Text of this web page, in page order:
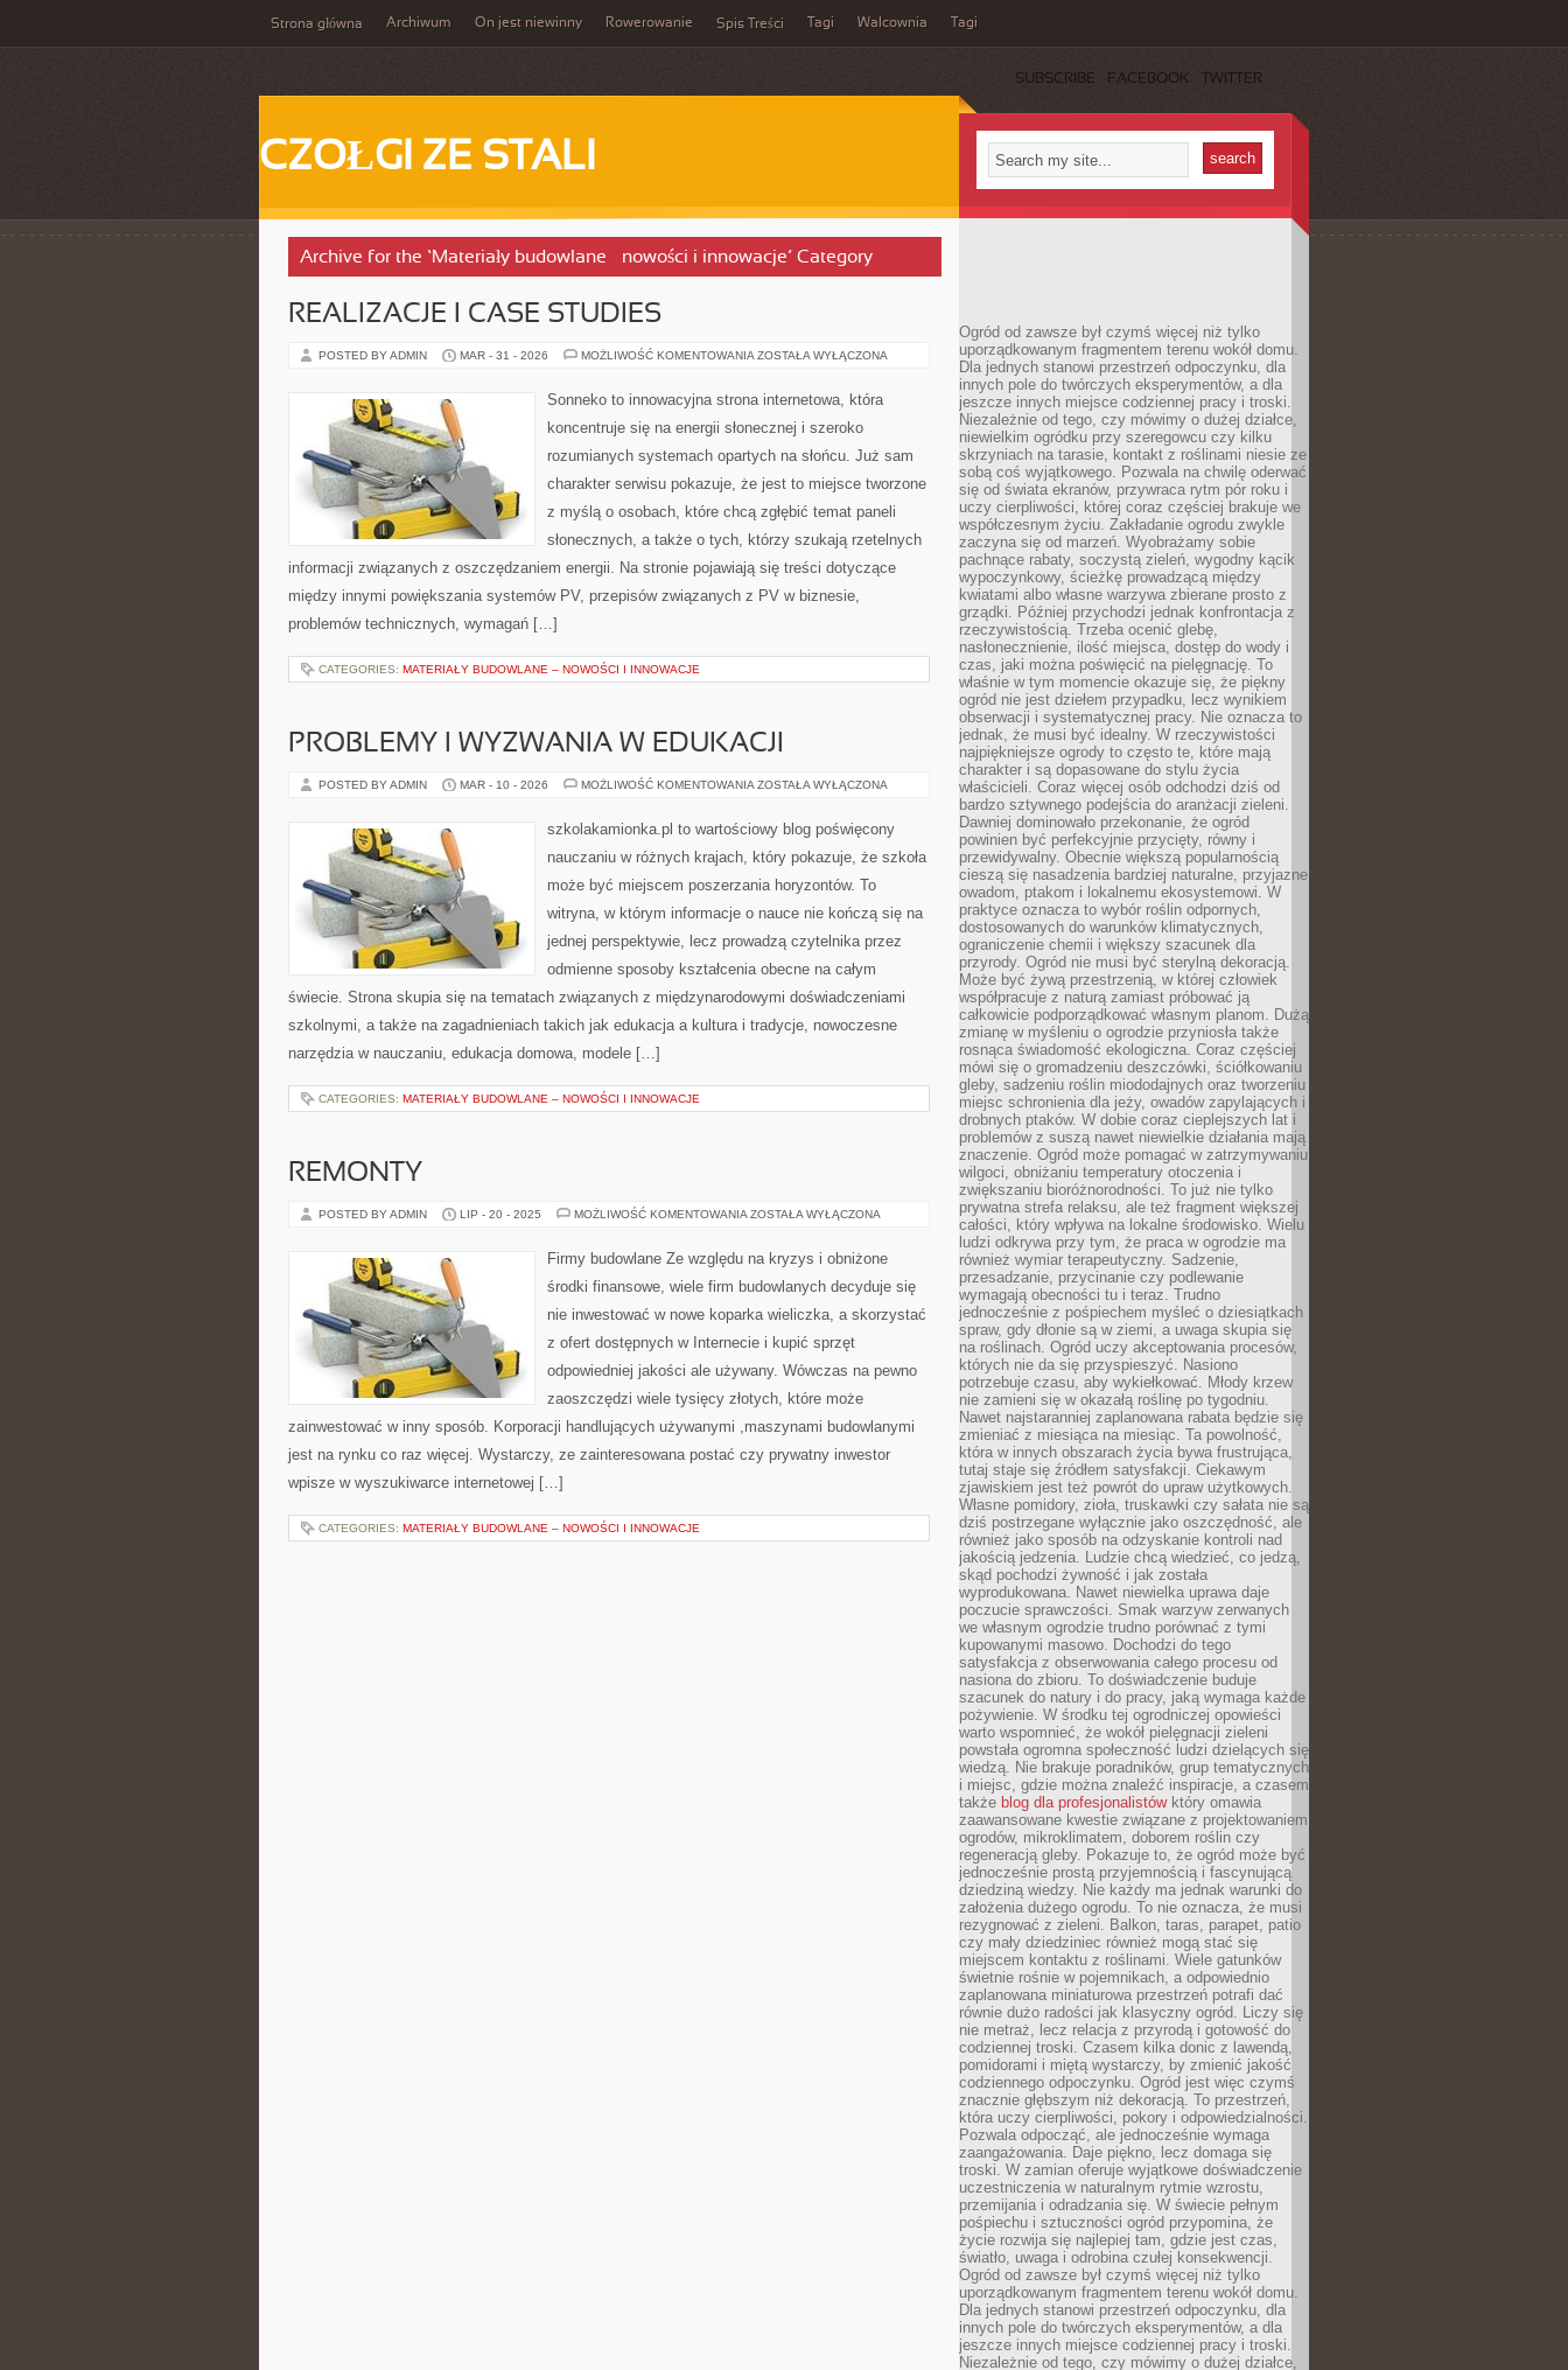
Strona główna Archiwum On jest niewinny Rowerowanie Spis Treści Tagi Walcownia Tagi
SUBSCRIBE FACEBOOK TWITTER
CZOŁGI ZE STALI
Archive for the ‘Materiały budowlane – nowości i innowacje’ Category
REALIZACJE I CASE STUDIES
POSTED BY ADMIN MAR - 31 - 2026 MOŻLIWOŚĆ KOMENTOWANIA REALIZACJE
STUDIES
ZOSTAŁA WYŁĄCZONA
Sonneko to innowacyjna strona internetowa, która
koncentruje się na energii słonecznej i szeroko
rozumianych systemach opartych na słońcu. Już sam
charakter serwisu pokazuje, że jest to miejsce tworzone
z myślą o osobach, które chcą zgłębić temat paneli
słonecznych, a także o tych, którzy szukają rzetelnych
informacji związanych z oszczędzaniem energii. Na stronie pojawiają się treści dotyczące
między innymi powiększania systemów PV, przepisów związanych z PV w biznesie,
problemów technicznych, wymagań […]
CATEGORIES: MATERIAŁY BUDOWLANE – NOWOŚCI I INNOWACJE
PROBLEMY I WYZWANIA W EDUKACJI
POSTED BY ADMIN MAR - 10 - 2026 MOŻLIWOŚĆ KOMENTOWANIA PROBLEMY
EDUKACJI
ZOSTAŁA WYŁĄCZONA
szkolakamionka.pl to wartościowy blog poświęcony
nauczaniu w różnych krajach, który pokazuje, że szkoła
może być miejscem poszerzania horyzontów. To
witryna, w którym informacje o nauce nie kończą się na
jednej perspektywie, lecz prowadzą czytelnika przez
odmienne sposoby kształcenia obecne na całym
świecie. Strona skupia się na tematach związanych z międzynarodowymi doświadczeniami
szkolnymi, a także na zagadnieniach takich jak edukacja a kultura i tradycje, nowoczesne
narzędzia w nauczaniu, edukacja domowa, modele […]
CATEGORIES: MATERIAŁY BUDOWLANE – NOWOŚCI I INNOWACJE
REMONTY
POSTED BY ADMIN LIP - 20 - 2025 MOŻLIWOŚĆ KOMENTOWANIA REMONTY
ZOSTAŁA WYŁĄCZONA
Firmy budowlane Ze względu na kryzys i obniżone
środki finansowe, wiele firm budowlanych decyduje się
nie inwestować w nowe koparka wieliczka, a skorzystać
z ofert dostępnych w Internecie i kupić sprzęt
odpowiedniej jakości ale używany. Wówczas na pewno
zaoszczędzi wiele tysięcy złotych, które może
zainwestować w inny sposób. Korporacji handlujących używanymi ,maszynami budowlanymi
jest na rynku co raz więcej. Wystarczy, ze zainteresowana postać czy prywatny inwestor
wpisze w wyszukiwarce internetowej […]
CATEGORIES: MATERIAŁY BUDOWLANE – NOWOŚCI I INNOWACJE
Ogród od zawsze był czymś więcej niż tylko
uporządkowanym fragmentem terenu wokół domu.
Dla jednych stanowi przestrzeń odpoczynku, dla
innych pole do twórczych eksperymentów, a dla
jeszcze innych miejsce codziennej pracy i troski.
Niezależnie od tego, czy mówimy o dużej działce,
niewielkim ogródku przy szeregowcu czy kilku
skrzyniach na tarasie, kontakt z roślinami niesie ze
sobą coś wyjątkowego. Pozwala na chwilę oderwać
się od świata ekranów, przywraca rytm pór roku i
uczy cierpliwości, której coraz częściej brakuje we
współczesnym życiu. Zakładanie ogrodu zwykle
zaczyna się od marzeń. Wyobrażamy sobie
pachnące rabaty, soczystą zieleń, wygodny kącik
wypoczynkowy, ścieżkę prowadzącą między
kwiatami albo własne warzywa zbierane prosto z
grządki. Później przychodzi jednak konfrontacja z
rzeczywistością. Trzeba ocenić glebę,
nasłonecznienie, ilość miejsca, dostęp do wody i
czas, jaki można poświęcić na pielęgnację. To
właśnie w tym momencie okazuje się, że piękny
ogród nie jest dziełem przypadku, lecz wynikiem
obserwacji i systematycznej pracy. Nie oznacza to
jednak, że musi być idealny. W rzeczywistości
najpiękniejsze ogrody to często te, które mają
charakter i są dopasowane do stylu życia
właścicieli. Coraz więcej osób odchodzi dziś od
bardzo sztywnego podejścia do aranżacji zieleni.
Dawniej dominowało przekonanie, że ogród
powinien być perfekcyjnie przycięty, równy i
przewidywalny. Obecnie większą popularnością
cieszą się nasadzenia bardziej naturalne, przyjazne
owadom, ptakom i lokalnemu ekosystemowi. W
praktyce oznacza to wybór roślin odpornych,
dostosowanych do warunków klimatycznych,
ograniczenie chemii i większy szacunek dla
przyrody. Ogród nie musi być sterylną dekoracją.
Może być żywą przestrzenią, w której człowiek
współpracuje z naturą zamiast próbować ją
całkowicie podporządkować własnym planom. Dużą
zmianę w myśleniu o ogrodzie przyniosła także
rosnąca świadomość ekologiczna. Coraz częściej
mówi się o gromadzeniu deszczówki, ściółkowaniu
gleby, sadzeniu roślin miododajnych oraz tworzeniu
miejsc schronienia dla jeży, owadów zapylających i
drobnych ptaków. W dobie coraz cieplejszych lat i
problemów z suszą nawet niewielkie działania mają
znaczenie. Ogród może pomagać w zatrzymywaniu
wilgoci, obniżaniu temperatury otoczenia i
zwiększaniu bioróżnorodności. To już nie tylko
prywatna strefa relaksu, ale też fragment większej
całości, który wpływa na lokalne środowisko. Wielu
ludzi odkrywa przy tym, że praca w ogrodzie ma
również wymiar terapeutyczny. Sadzenie,
przesadzanie, przycinanie czy podlewanie
wymagają obecności tu i teraz. Trudno
jednocześnie z pośpiechem myśleć o dziesiątkach
spraw, gdy dłonie są w ziemi, a uwaga skupia się
na roślinach. Ogród uczy akceptowania procesów,
których nie da się przyspieszyć. Nasiono
potrzebuje czasu, aby wykiełkować. Młody krzew
nie zamieni się w okazałą roślinę po tygodniu.
Nawet najstaranniej zaplanowana rabata będzie się
zmieniać z miesiąca na miesiąc. Ta powolność,
która w innych obszarach życia bywa frustrująca,
tutaj staje się źródłem satysfakcji. Ciekawym
zjawiskiem jest też powrót do upraw użytkowych.
Własne pomidory, zioła, truskawki czy sałata nie są
dziś postrzegane wyłącznie jako oszczędność, ale
również jako sposób na odzyskanie kontroli nad
jakością jedzenia. Ludzie chcą wiedzieć, co jedzą,
skąd pochodzi żywność i jak została
wyprodukowana. Nawet niewielka uprawa daje
poczucie sprawczości. Smak warzyw zerwanych
we własnym ogrodzie trudno porównać z tymi
kupowanymi masowo. Dochodzi do tego
satysfakcja z obserwowania całego procesu od
nasiona do zbioru. To doświadczenie buduje
szacunek do natury i do pracy, jaką wymaga każde
pożywienie. W środku tej ogrodniczej opowieści
warto wspomnieć, że wokół pielęgnacji zieleni
powstała ogromna społeczność ludzi dzielących się
wiedzą. Nie brakuje poradników, grup tematycznych
i miejsc, gdzie można znaleźć inspiracje, a czasem
także blog dla profesjonalistówktóry omawia
zaawansowane kwestie związane z projektowaniem
ogrodów, mikroklimatem, doborem roślin czy
regeneracją gleby. Pokazuje to, że ogród może być
jednocześnie prostą przyjemnością i fascynującą
dziedziną wiedzy. Nie każdy ma jednak warunki do
założenia dużego ogrodu. To nie oznacza, że musi
rezygnować z zieleni. Balkon, taras, parapet, patio
czy mały dziedziniec również mogą stać się
miejscem kontaktu z roślinami. Wiele gatunków
świetnie rośnie w pojemnikach, a odpowiednio
zaplanowana miniaturowa przestrzeń potrafi dać
równie dużo radości jak klasyczny ogród. Liczy się
nie metraż, lecz relacja z przyrodą i gotowość do
codziennej troski. Czasem kilka donic z lawendą,
pomidorami i miętą wystarczy, by zmienić jakość
codziennego odpoczynku. Ogród jest więc czymś
znacznie głębszym niż dekoracją. To przestrzeń,
która uczy cierpliwości, pokory i odpowiedzialności.
Pozwala odpocząć, ale jednocześnie wymaga
zaangażowania. Daje piękno, lecz domaga się
troski. W zamian oferuje wyjątkowe doświadczenie
uczestniczenia w naturalnym rytmie wzrostu,
przemijania i odradzania się. W świecie pełnym
pośpiechu i sztuczności ogród przypomina, że
życie rozwija się najlepiej tam, gdzie jest czas,
światło, uwaga i odrobina czułej konsekwencji.
Ogród od zawsze był czymś więcej niż tylko
uporządkowanym fragmentem terenu wokół domu.
Dla jednych stanowi przestrzeń odpoczynku, dla
innych pole do twórczych eksperymentów, a dla
jeszcze innych miejsce codziennej pracy i troski.
Niezależnie od tego, czy mówimy o dużej działce,